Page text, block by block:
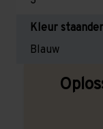
Kleur
Blauw